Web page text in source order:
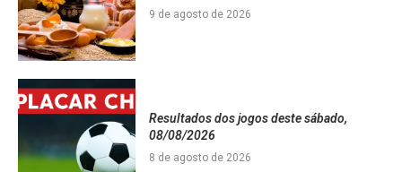
9 de agosto de 2026
Resultados dos jogos deste sábado,
08/08/2026
8 de agosto de 2026